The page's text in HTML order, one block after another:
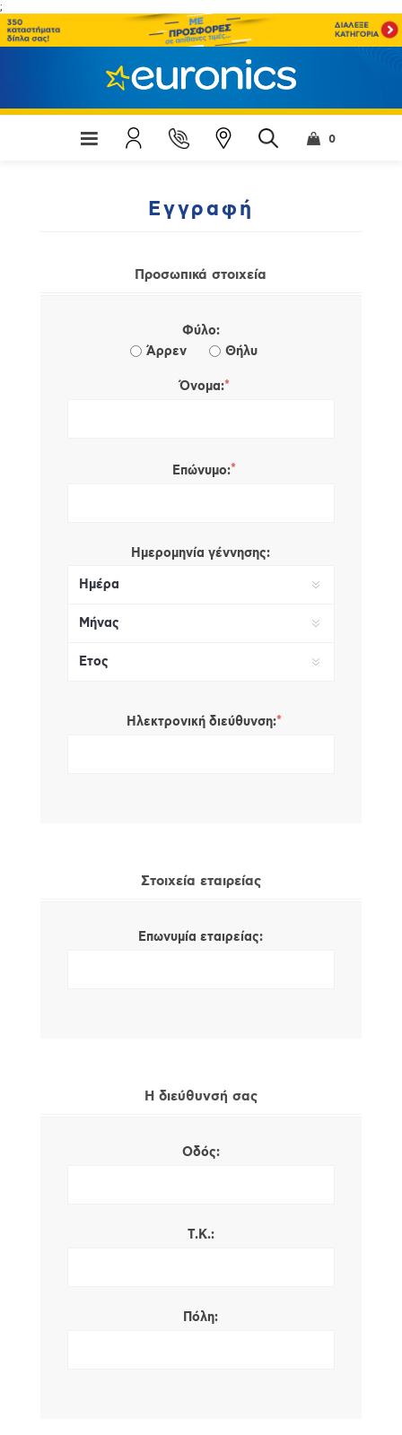
;
0
Εγγραφή
Προσωπικά στοιχεία
Φύλο:
Άρρεν
Θήλυ
Όνομα:*
Επώνυμο:*
Ημερομηνία γέννησης:
Ηλεκτρονική διεύθυνση:*
Στοιχεία εταιρείας
Επωνυμία εταιρείας:
Η διεύθυνσή σας
Οδός:
Τ.Κ.:
Πόλη: